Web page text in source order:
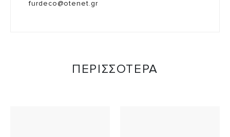
furdeco@otenet.gr
ΠΕΡΙΣΣΟΤΕΡΑ